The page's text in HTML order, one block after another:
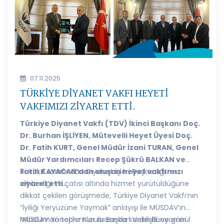
07.11.2025
TÜRKİYE DİYANET VAKFI HEYETİ
VAKFIMIZI ZİYARET ETTİ.
Türkiye Diyanet Vakfı (TDV) İkinci Başkanı Doç.
Dr. Burhan İŞLİYEN, Mütevelli Heyet Üyesi Doç.
Dr. Fatih KURT, Genel Müdür İzani TURAN, Genel
Müdür Yardımcıları Recep Şükrü BALKAN ve
Fatih KAYACAN’dan oluşan heyet vakfımızı
ziyaret etti.
İki vakıf tarafından Diyanet İşleri Başkanlığı’nın
rehberliği ve çatısı altında hizmet yürütüldüğüne
dikkat çekilen görüşmede, Türkiye Diyanet Vakfı’nın
“İyiliği Yeryüzüne Yaymak” anlayışı ile MÜSDAV’ın
“Müslüman toplumlar arasında kardeşlik ve gönül
MÜSDAV Yönetim Kurulu Başkan Vekili Bünyamin